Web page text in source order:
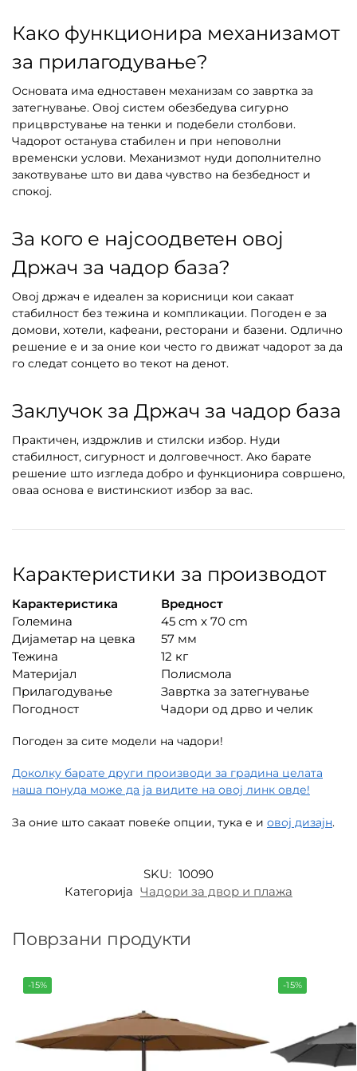
Како функционира механизамот
за прилагодување?
Основата има едноставен механизам со завртка за
затегнување. Овој систем обезбедува сигурно
прицврстување на тенки и подебели столбови.
Чадорот останува стабилен и при неповолни
временски услови. Механизмот нуди дополнително
закотвување што ви дава чувство на безбедност и
спокој.
За кого е најсоодветен овој
Држач за чадор база?
Овој држач е идеален за корисници кои сакаат
стабилност без тежина и компликации. Погоден е за
домови, хотели, кафеани, ресторани и базени. Одлично
решение е и за оние кои често го движат чадорот за да
го следат сонцето во текот на денот.
Заклучок за Држач за чадор база
Практичен, издржлив и стилски избор. Нуди
стабилност, сигурност и долговечност. Ако барате
решение што изгледа добро и функционира совршено,
оваа основа е вистинскиот избор за вас.
Карактеристики за производот
Карактеристика
Вредност
Големина
45 cm x 70 cm
Дијаметар на цевка
57 мм
Тежина
12 кг
Материјал
Полисмола
Прилагодување
Завртка за затегнување
Погодност
Чадори од дрво и челик
Погоден за сите модели на чадори!
Доколку барате други производи за градина целата
наша понуда може да ја видите на овој линк овде!
За оние што сакаат повеќе опции, тука е и овој дизајн.
SKU: 10090
Категорија Чадори за двор и плажа
Поврзани продукти
-15% -15%